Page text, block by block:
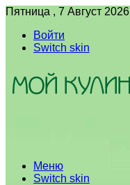
Пятница , 7 Август 2026
Войти
Switch skin
Меню
Switch skin